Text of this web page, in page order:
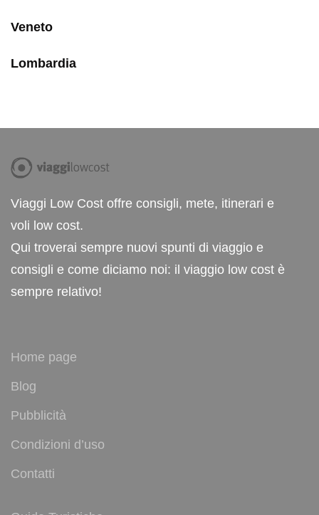
Veneto
Lombardia
Viaggi Low Cost offre consigli, mete, itinerari e
voli low cost.
Qui troverai sempre nuovi spunti di viaggio e
consigli e come diciamo noi: il viaggio low cost è
sempre relativo!
Home page
Blog
Pubblicità
Condizioni d’uso
Contatti